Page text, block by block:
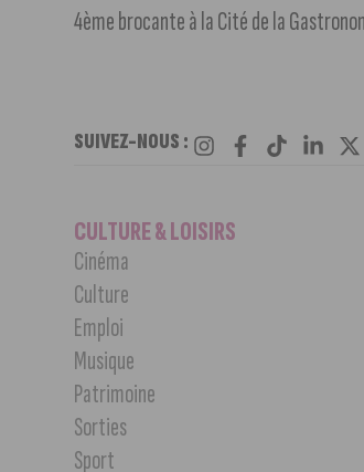
4ème brocante à la Cité de la
SUIVEZ-NOUS :
CULTURE & LOISIRS
Cinéma
Culture
Emploi
Musique
Patrimoine
Sorties
Sport